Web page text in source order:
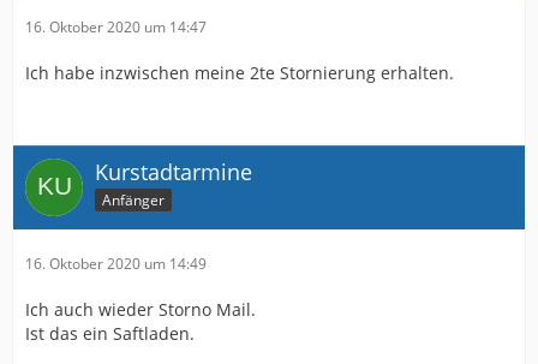
16. Oktober 2020 um 14:47
Ich habe inzwischen meine 2te Stornierung erhalten.
Kurstadtarmine
Anfänger
16. Oktober 2020 um 14:49
Ich auch wieder Storno Mail.
Ist das ein Saftladen.